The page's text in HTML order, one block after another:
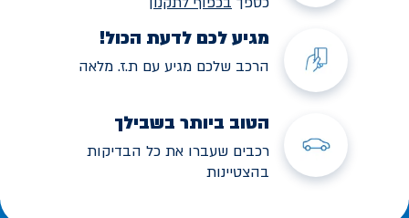
מגיע לכם לדעת הכול!
הרכב שלכם מגיע עם ת.ז. מלאה
הטוב ביותר בשבילך
רכבים שעברו את כל הבדיקות
בהצטיינות